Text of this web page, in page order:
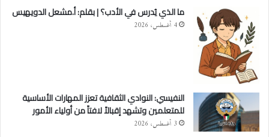
ما الذي يُدرس في الأدب؟ | بقلم: أ.مشعل الدويهيس
4 أغسطس، 2026
النفيسي: النوادي الثقافية تعزز المهارات الأساسية
للمتعلمين وتشهد إقبالاً لافتاً من أولياء الأمور
3 أغسطس، 2026